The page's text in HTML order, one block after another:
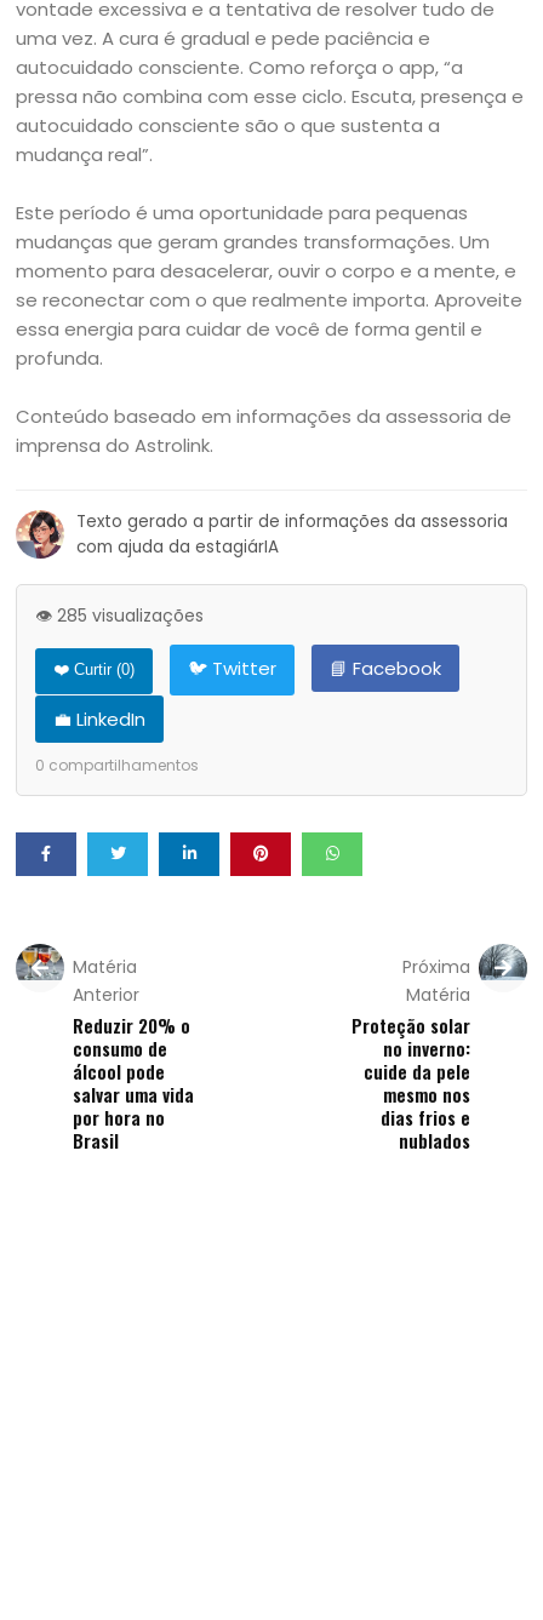
vontade excessiva e a tentativa de resolver tudo de
uma vez. A cura é gradual e pede paciência e
autocuidado consciente. Como reforça o app, “a
pressa não combina com esse ciclo. Escuta, presença e
autocuidado consciente são o que sustenta a
mudança real”.
Este período é uma oportunidade para pequenas
mudanças que geram grandes transformações. Um
momento para desacelerar, ouvir o corpo e a mente, e
se reconectar com o que realmente importa. Aproveite
essa energia para cuidar de você de forma gentil e
profunda.
Conteúdo baseado em informações da assessoria de
imprensa do Astrolink.
Texto gerado a partir de informações da assessoria
com ajuda da estagiárIA
👁️ 285 visualizações
❤️ Curtir (0) 🐦 Twitter
📘 Facebook
💼 LinkedIn
0 compartilhamentos
Matéria
Anterior
Reduzir 20% o
consumo de
álcool pode
salvar uma vida
por hora no
Brasil
Próxima
Matéria
Proteção solar
no inverno:
cuide da pele
mesmo nos
dias frios e
nublados